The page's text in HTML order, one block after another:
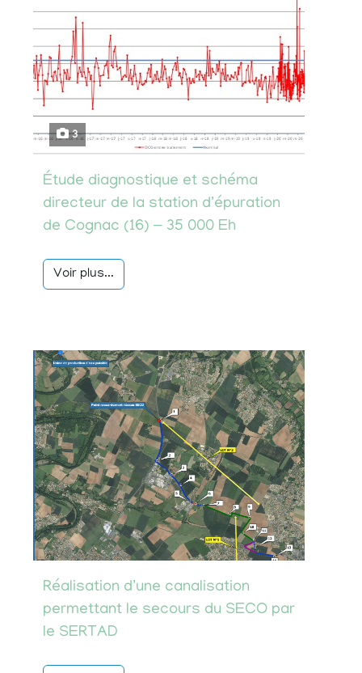
3
Étude diagnostique et schéma
directeur de la station d’épuration
de Cognac (16) – 35 000 Eh
Voir plus...
Réalisation d’une canalisation
permettant le secours du SECO par
le SERTAD